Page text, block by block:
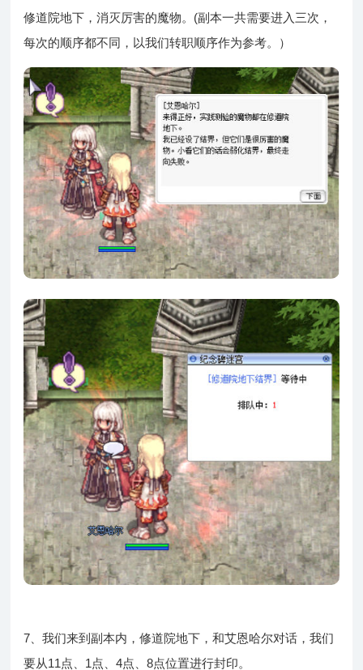
修道院地下，消灭厉害的魔物。(副本一共需要进入三次，
每次的顺序都不同，以我们转职顺序作为参考。）
7、我们来到副本内，修道院地下，和艾恩哈尔对话，我们
要从11点、1点、4点、8点位置进行封印。